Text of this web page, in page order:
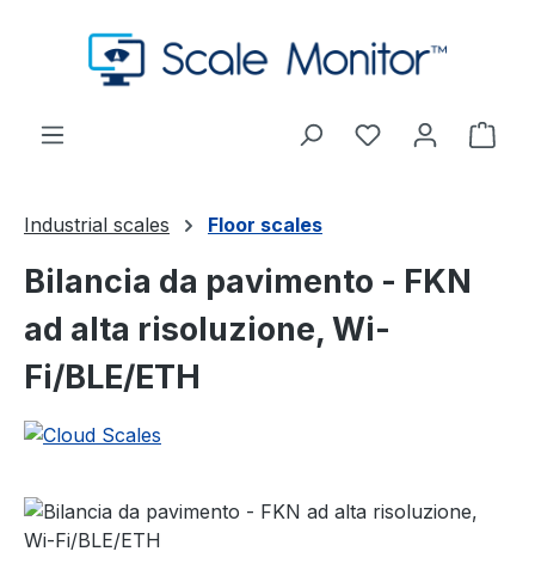
Passa al contenuto principale
Hai 0 articoliIl
Industrial scales Floor scales
Bilancia da pavimento - FKN
ad alta risoluzione, Wi-
Fi/BLE/ETH